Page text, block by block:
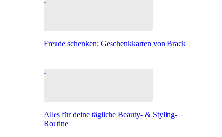
Freude schenken: Geschenkkarten von Brack
Alles für deine tägliche Beauty- & Styling-
Routine